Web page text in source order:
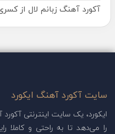
آکورد آهنگ زبانم لال از
سایت آکورد آهنگ ایکورد
ایکورد، یک سایت اینترنتی
را می‌دهد تا به راحتی و کاملا